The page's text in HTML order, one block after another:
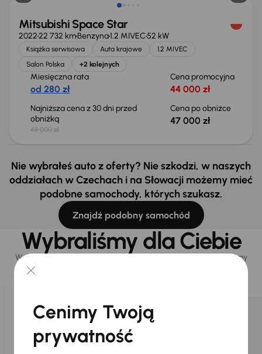
Mitsubishi Space Star
202222 732 kmBenzyna1.2 MIVEC52 kW
Książka serwisowa Auta krajowe
1.2 MIVEC
Salon Polska
+2 kolejnych
Miesięczna rata
od 280 zł
Cena promocyjna
44 000 zł
Najniższa cena z 30 dni przed
obniżką
48 000 zł
Cena po obniżce
47 000 zł
Nie wybrałeś auto z oferty? Nie szkodzi, w naszych
oddziałach w Czechach i na Słowacji możemy mieć
podobne samochody, których szukasz.
Znajdź podobny samochód
Wybraliśmy dla Ciebie
Wybieramy dla Ciebie
z naszej oferty. Kupimy
Cenimy Twoją
prywatność